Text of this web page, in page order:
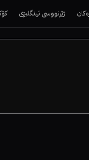
ژێرنووسی ئینگلیزی